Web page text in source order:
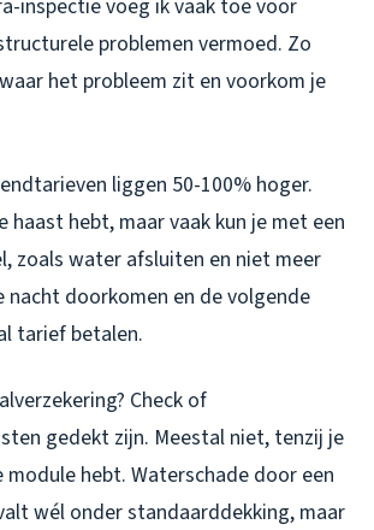
inspectie voeg ik vaak toe voor
problemen vermoed. Zo
het probleem zit en voorkom je
liggen 50-100% hoger.
haast hebt, maar vaak kun je met een
zoals water afsluiten en niet meer
nacht doorkomen en de volgende
tarief betalen.
Check of
gedekt zijn. Meestal niet, tenzij je
module hebt. Waterschade door een
wél onder standaarddekking, maar